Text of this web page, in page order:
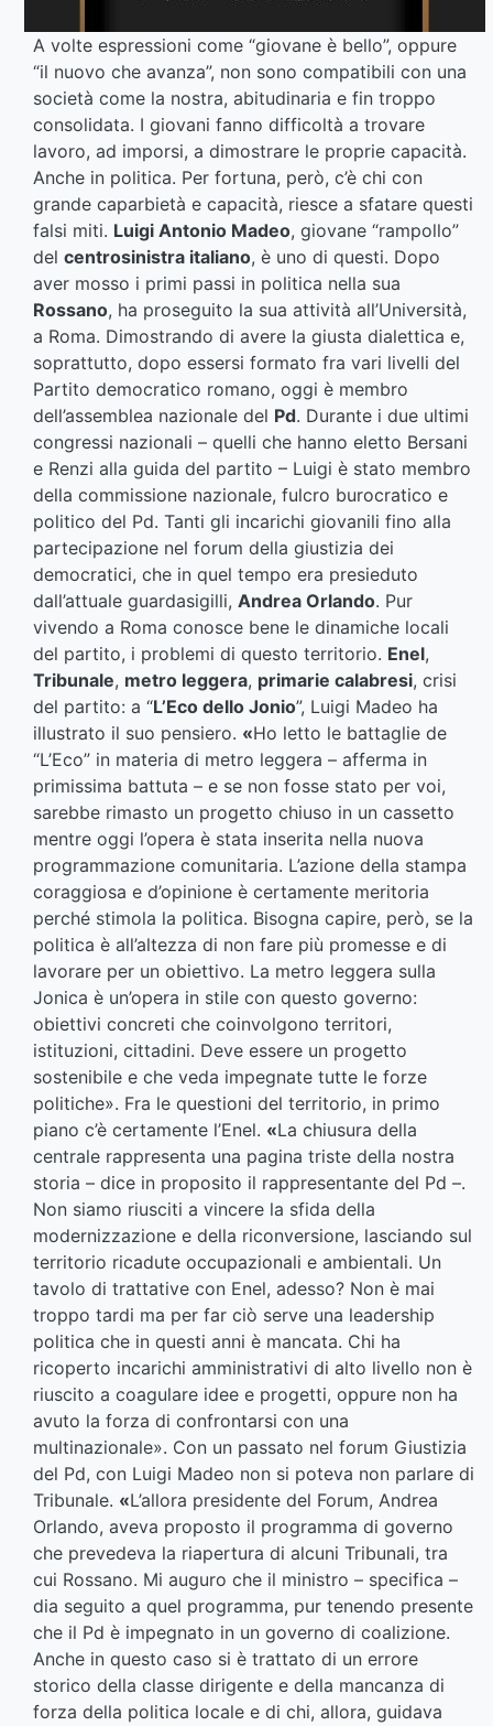
A volte espressioni come “giovane è bello”, oppure
“il nuovo che avanza”, non sono compatibili con una
società come la nostra, abitudinaria e fin troppo
consolidata. I giovani fanno difficoltà a trovare
lavoro, ad imporsi, a dimostrare le proprie capacità.
Anche in politica. Per fortuna, però, c’è chi con
grande caparbietà e capacità, riesce a sfatare questi
falsi miti. Luigi Antonio Madeo, giovane “rampollo”
del centrosinistra italiano, è uno di questi. Dopo
aver mosso i primi passi in politica nella sua
Rossano, ha proseguito la sua attività all’Università,
a Roma. Dimostrando di avere la giusta dialettica e,
soprattutto, dopo essersi formato fra vari livelli del
Partito democratico romano, oggi è membro
dell’assemblea nazionale del Pd. Durante i due ultimi
congressi nazionali – quelli che hanno eletto Bersani
e Renzi alla guida del partito – Luigi è stato membro
della commissione nazionale, fulcro burocratico e
politico del Pd. Tanti gli incarichi giovanili fino alla
partecipazione nel forum della giustizia dei
democratici, che in quel tempo era presieduto
dall’attuale guardasigilli, Andrea Orlando. Pur
vivendo a Roma conosce bene le dinamiche locali
del partito, i problemi di questo territorio. Enel,
Tribunale, metro leggera, primarie calabresi, crisi
del partito: a “L’Eco dello Jonio”, Luigi Madeo ha
illustrato il suo pensiero. «Ho letto le battaglie de
“L’Eco” in materia di metro leggera – afferma in
primissima battuta – e se non fosse stato per voi,
sarebbe rimasto un progetto chiuso in un cassetto
mentre oggi l’opera è stata inserita nella nuova
programmazione comunitaria. L’azione della stampa
coraggiosa e d’opinione è certamente meritoria
perché stimola la politica. Bisogna capire, però, se la
politica è all’altezza di non fare più promesse e di
lavorare per un obiettivo. La metro leggera sulla
Jonica è un’opera in stile con questo governo:
obiettivi concreti che coinvolgono territori,
istituzioni, cittadini. Deve essere un progetto
sostenibile e che veda impegnate tutte le forze
politiche». Fra le questioni del territorio, in primo
piano c’è certamente l’Enel. «La chiusura della
centrale rappresenta una pagina triste della nostra
storia – dice in proposito il rappresentante del Pd –.
Non siamo riusciti a vincere la sfida della
modernizzazione e della riconversione, lasciando sul
territorio ricadute occupazionali e ambientali. Un
tavolo di trattative con Enel, adesso? Non è mai
troppo tardi ma per far ciò serve una leadership
politica che in questi anni è mancata. Chi ha
ricoperto incarichi amministrativi di alto livello non è
riuscito a coagulare idee e progetti, oppure non ha
avuto la forza di confrontarsi con una
multinazionale». Con un passato nel forum Giustizia
del Pd, con Luigi Madeo non si poteva non parlare di
Tribunale. «L’allora presidente del Forum, Andrea
Orlando, aveva proposto il programma di governo
che prevedeva la riapertura di alcuni Tribunali, tra
cui Rossano. Mi auguro che il ministro – specifica –
dia seguito a quel programma, pur tenendo presente
che il Pd è impegnato in un governo di coalizione.
Anche in questo caso si è trattato di un errore
storico della classe dirigente e della mancanza di
forza della politica locale e di chi, allora, guidava